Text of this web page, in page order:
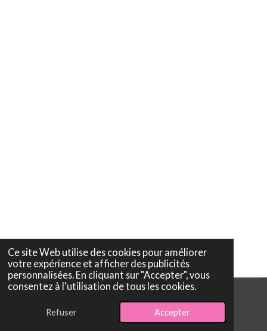
Ce site Web utilise des cookies pour améliorer
votre expérience et afficher des publicités
personnalisées. En cliquant sur "Accepter", vous
consentez à l'utilisation de tous les cookies.
Refuser Accepter
Propulsé parWebador